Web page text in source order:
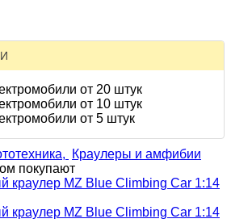
от 20 штук
от 10 штук
от 5 штук
Краулеры и амфибии
покупают